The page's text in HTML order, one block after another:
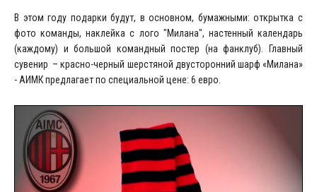
В этом году подарки будут, в основном, бумажными: открытка с
фото команды, наклейка с лого "Милана", настенный календарь
(каждому) и большой командный постер (на фанклуб). Главный
сувенир – красно-черный шерстяной двусторонний шарф «Милана»
- АИМК предлагает по специальной цене: 6 евро.